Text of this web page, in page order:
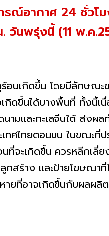
ณ์อากาศ 24 ชั่วโ
วันพรุ่งนี้ (11 พ.ค
อนเกิดขึ้น โดยมีลักษณ
กิดขึ้นได้บางพื้นที่ ทั้งนี้เ
ามและทะเลจีนใต้ ส่งผ
เทศไทยตอนบน ในขณะ
ที่จะเกิดขึ้น ควรหลีกเลี่
สร้าง และป้ายโฆษณาที่
ายที่อาจเกิดขึ้นกับผลผลิ